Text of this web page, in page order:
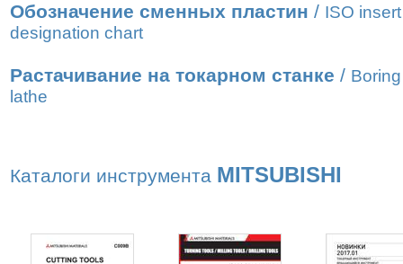
Обозначение сменных пластин / ISO insert
designation chart
Растачивание на токарном станке /
lathe
Каталоги инструмента MITSUBISHI